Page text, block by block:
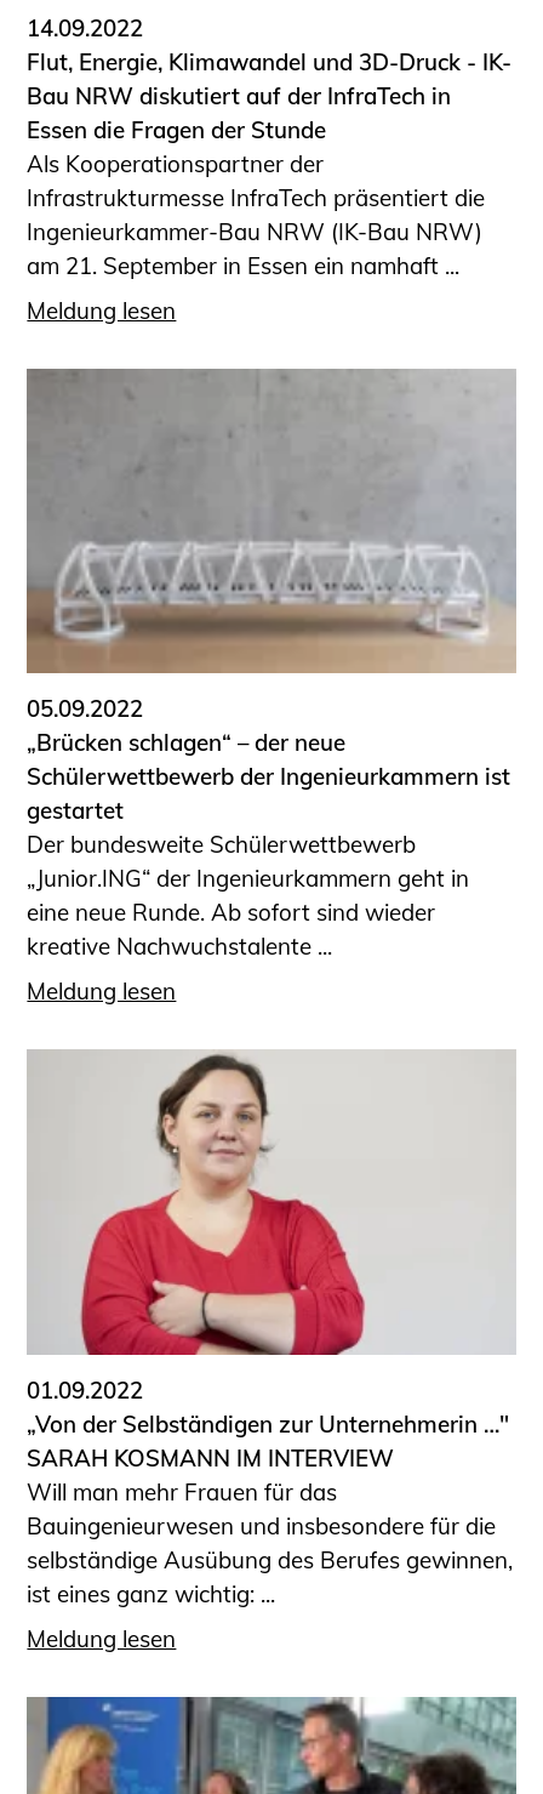
14.09.2022
Flut, Energie, Klimawandel und 3D-Druck - IK-
Bau NRW diskutiert auf der InfraTech in
Essen die Fragen der Stunde
Als Kooperationspartner der
Infrastrukturmesse InfraTech präsentiert die
Ingenieurkammer-Bau NRW (IK-Bau NRW)
am 21. September in Essen ein namhaft ...
Meldung lesen
05.09.2022
„Brücken schlagen“ – der neue
Schülerwettbewerb der Ingenieurkammern ist
gestartet
Der bundesweite Schülerwettbewerb
„Junior.ING“ der Ingenieurkammern geht in
eine neue Runde. Ab sofort sind wieder
kreative Nachwuchstalente ...
Meldung lesen
01.09.2022
„Von der Selbständigen zur Unternehmerin …"
SARAH KOSMANN IM INTERVIEW
Will man mehr Frauen für das
Bauingenieurwesen und insbesondere für die
selbständige Ausübung des Berufes gewinnen,
ist eines ganz wichtig: ...
Meldung lesen